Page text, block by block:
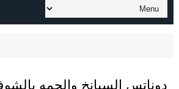
دوناتس السبانخ والحمه